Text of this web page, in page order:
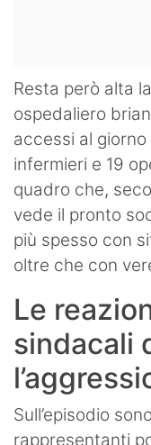
Resta però alta
ospedaliero
accessi al
infermieri e 19
quadro che,
vede il pronto
più spesso con
oltre che con
Le
sindacali
Sull’episodio
rappresentanti